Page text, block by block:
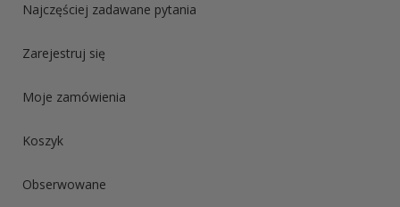
Najczęściej zadawane pytania
Zarejestruj się
Moje zamówienia
Koszyk
Obserwowane